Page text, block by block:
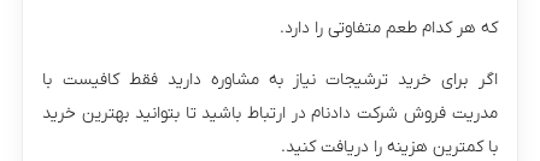
که هر کدام طعم متفاوتی را دارد.
اگر برای خرید ترشیجات نیاز به مشاوره دارید فقط کافیست با
مدریت فروش شرکت دادنام در ارتباط باشید تا بتوانید بهترین خرید
با کمترین هزینه را دریافت کنید.